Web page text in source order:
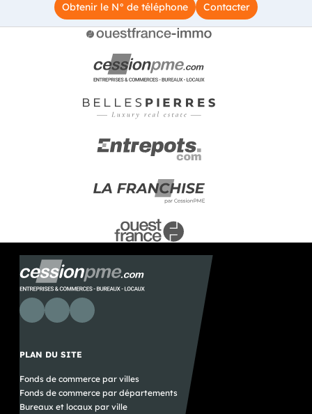
Obtenir le N° de téléphone
Contacter
PLAN DU SITE
Fonds de commerce par villes
Fonds de commerce par départements
Bureaux et locaux par ville